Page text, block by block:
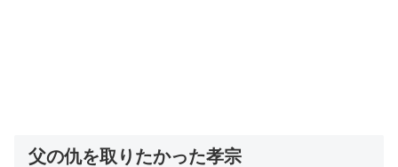
父の仇を取りたかった孝宗